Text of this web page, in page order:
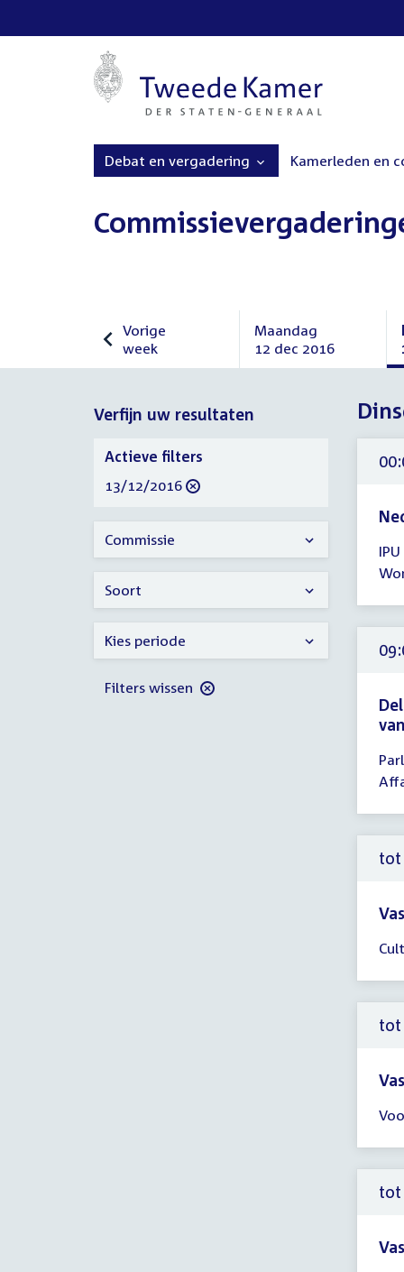
Debat en vergadering Kamerleden en
Vorige
week
Vorige
Maandag
12 dec 2016
Maandag
Verfijn uw resultaten
-
uur
-
uur
tot
tot
uur
tot
tot
uur
tot
Verfijn
uw
resultaten
Actieve filters
verwijder
13/12/2016
Commissie
Soort
Kies periode
Filters wissen